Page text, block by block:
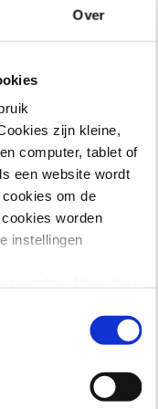
Over
zijn kleine,
computer, tablet of
een website wordt
om de
worden
instellingen
websites, zoals
om advertenties
vier
al
aan
onbeperkt
voor
dat deze
ze
blijken
die met
de
volledig op te